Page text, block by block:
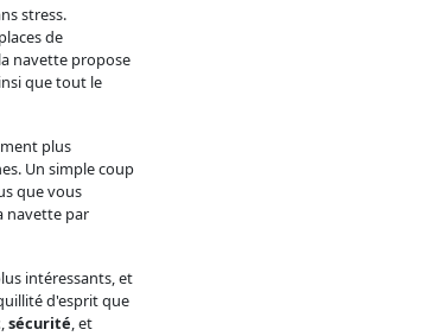
stress.
de
navette propose
que tout le
plus
Un simple coup
que vous
navette par
intéressants, et
d'esprit que
,sécurité, et